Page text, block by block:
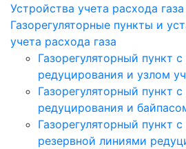
Устройства учета расхода газа
Газорегуляторные пункты и
учета расхода газа
Газорегуляторный пункт
редуцирования и узлом
Газорегуляторный пункт
редуцирования и
Газорегуляторный пункт
резервной линиями